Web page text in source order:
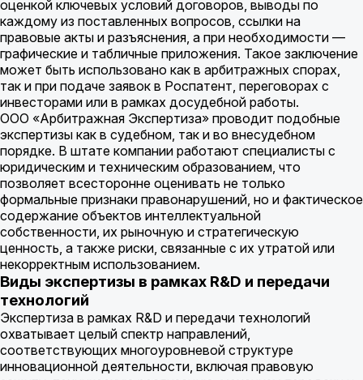
оценкой ключевых условий договоров, выводы по
каждому из поставленных вопросов, ссылки на
правовые акты и разъяснения, а при необходимости —
графические и табличные приложения. Такое заключение
может быть использовано как в арбитражных спорах,
так и при подаче заявок в Роспатент, переговорах с
инвесторами или в рамках досудебной работы.
ООО «Арбитражная Экспертиза» проводит подобные
экспертизы как в судебном, так и во внесудебном
порядке. В штате компании работают специалисты с
юридическим и техническим образованием, что
позволяет всесторонне оценивать не только
формальные признаки правонарушений, но и фактическое
содержание объектов интеллектуальной
собственности, их рыночную и стратегическую
ценность, а также риски, связанные с их утратой или
некорректным использованием.
Виды экспертизы в рамках R&D и передачи
технологий
Экспертиза в рамках R&D и передачи технологий
охватывает целый спектр направлений,
соответствующих многоуровневой структуре
инновационной деятельности, включая правовую